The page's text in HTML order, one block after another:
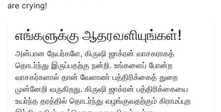
are crying!
எங்களுக்கு ஆதரவளியுங்கள்!
அன்பான நேயர்களே, கிருஷி ஜாக்ரன் வாசகராகத்
தொடர்ந்து இருப்பதற்கு நன்றி. உங்களைப் போன்ற
வாசகர்களால் தான் வேளாண் பத்திரிக்கைத் துறை
முன்னேறி வருகிறது. கிருஷி ஜாக்ரன் பத்திரிக்கையை
உயர்ந்த தரத்தில் தொடர்ந்து வழங்குவதற்கும் கிராமப்புற